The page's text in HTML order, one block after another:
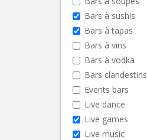
Bars à sushis
Bars à tapas
Bars à vins
Bars à vodka
Bars clandestins
Events bars
Live dance
Live games
Live music